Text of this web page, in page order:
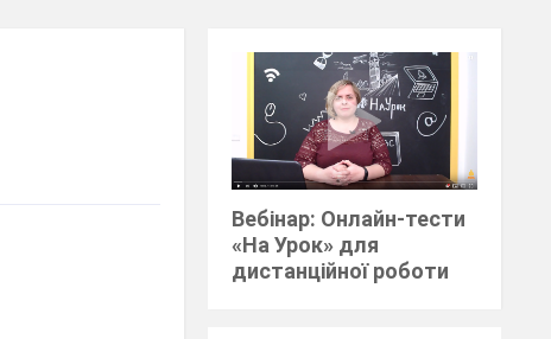
Вебінар: Онлайн-тести
«На Урок» для
дистанційної роботи